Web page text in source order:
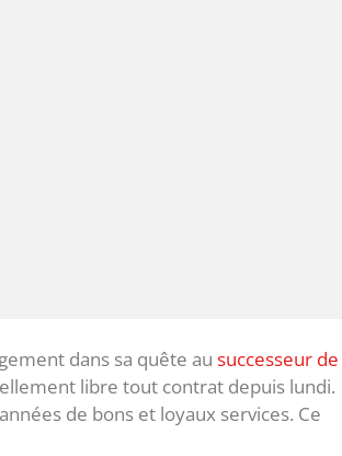
dans sa quête au successeur de
libre tout contrat depuis lundi.
de bons et loyaux services. Ce